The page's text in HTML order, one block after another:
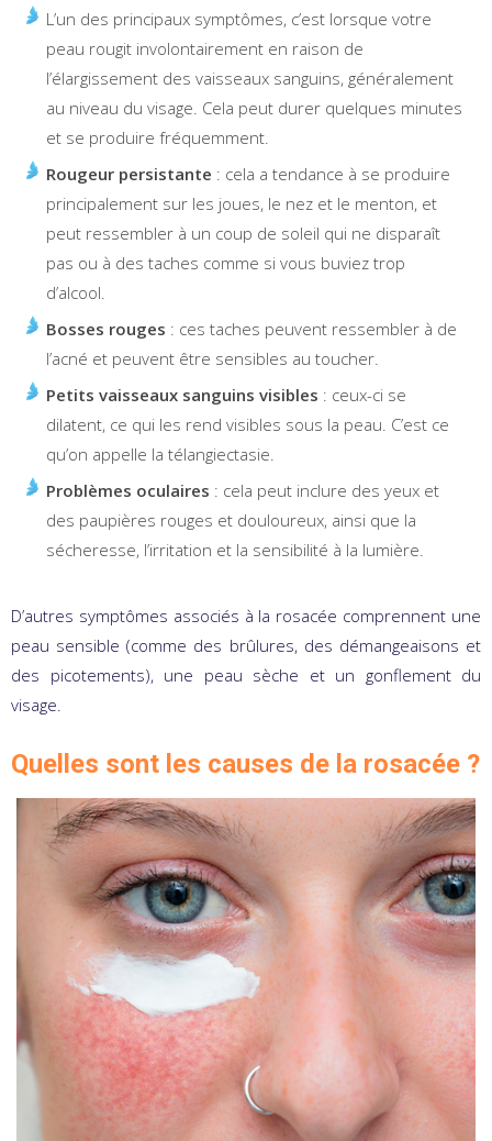
L’un des principaux symptômes, c’est lorsque votre
peau rougit involontairement en raison de
l’élargissement des vaisseaux sanguins, généralement
au niveau du visage. Cela peut durer quelques minutes
et se produire fréquemment.
Rougeur persistante : cela a tendance à se produire
principalement sur les joues, le nez et le menton, et
peut ressembler à un coup de soleil qui ne disparaît
pas ou à des taches comme si vous buviez trop
d’alcool.
Bosses rouges : ces taches peuvent ressembler à de
l’acné et peuvent être sensibles au toucher.
Petits vaisseaux sanguins visibles : ceux-ci se
dilatent, ce qui les rend visibles sous la peau. C’est ce
qu’on appelle la télangiectasie.
Problèmes oculaires : cela peut inclure des yeux et
des paupières rouges et douloureux, ainsi que la
sécheresse, l’irritation et la sensibilité à la lumière.
D’autres symptômes associés à la rosacée comprennent une
peau sensible (comme des brûlures, des démangeaisons et
des picotements), une peau sèche et un gonflement du
visage.
Quelles sont les causes de la rosacée ?